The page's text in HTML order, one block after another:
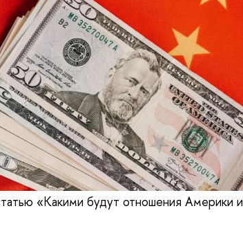
«Какими будут отношения Америки и